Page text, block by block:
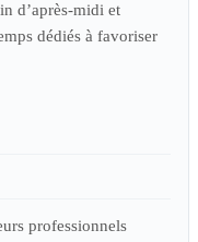
d’après-midi et
dédiés à favoriser
professionnels